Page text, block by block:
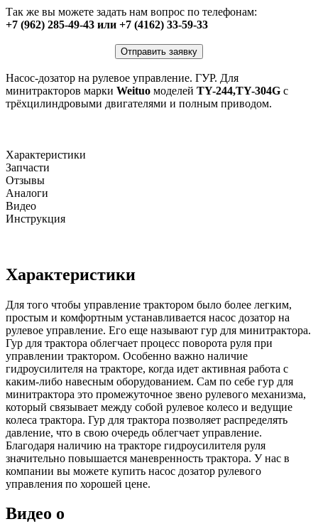
Так же вы можете задать нам вопрос по телефонам:
+7 (962) 285-49-43 или +7 (4162) 33-59-33
Отправить заявку
Насос-дозатор на рулевое управление. ГУР. Для
минитракторов марки Weituo моделей TY-244,TY-304G с
трёхцилиндровыми двигателями и полным приводом.
Характеристики
Запчасти
Отзывы
Аналоги
Видео
Инструкция
Характеристики
Для того чтобы управление трактором было более легким,
простым и комфортным устанавливается насос дозатор на
рулевое управление. Его еще называют гур для минитрактора.
Гур для трактора облегчает процесс поворота руля при
управлении трактором. Особенно важно наличие
гидроусилителя на тракторе, когда идет активная работа с
каким-либо навесным оборудованием. Сам по себе гур для
минитрактора это промежуточное звено рулевого механизма,
который связывает между собой рулевое колесо и ведущие
колеса трактора. Гур для трактора позволяет распределять
давление, что в свою очередь облегчает управление.
Благодаря наличию на тракторе гидроусилителя руля
значительно повышается маневренность трактора. У нас в
компании вы можете купить насос дозатор рулевого
управления по хорошей цене.
Видео о